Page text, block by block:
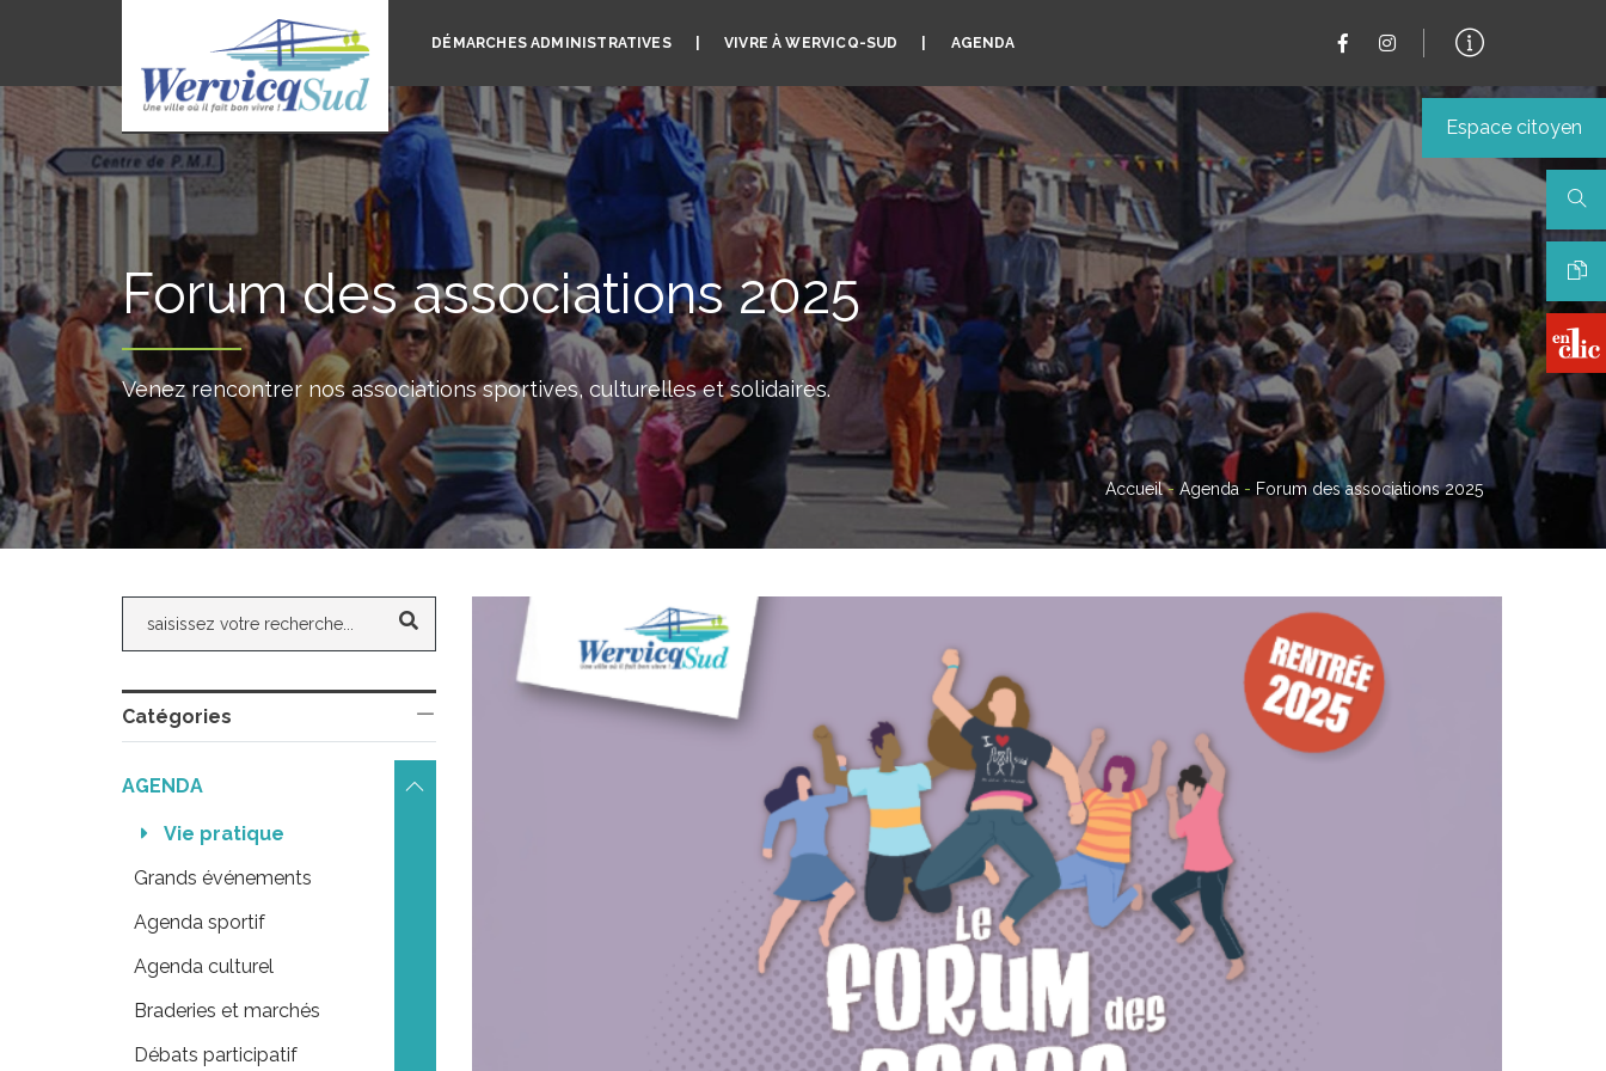
DÉMARCHES ADMINISTRATIVES VIVRE À WERVICQ-SUD AGENDA
Forum des associations 2025
Venez rencontrer nos associations sportives, culturelles et solidaires.
Accueil - Agenda - Forum des associations 2025
Catégories
AGENDA
Vie pratique
Grands événements
Agenda sportif
Agenda culturel
Braderies et marchés
Débats participatif
Espace citoyen